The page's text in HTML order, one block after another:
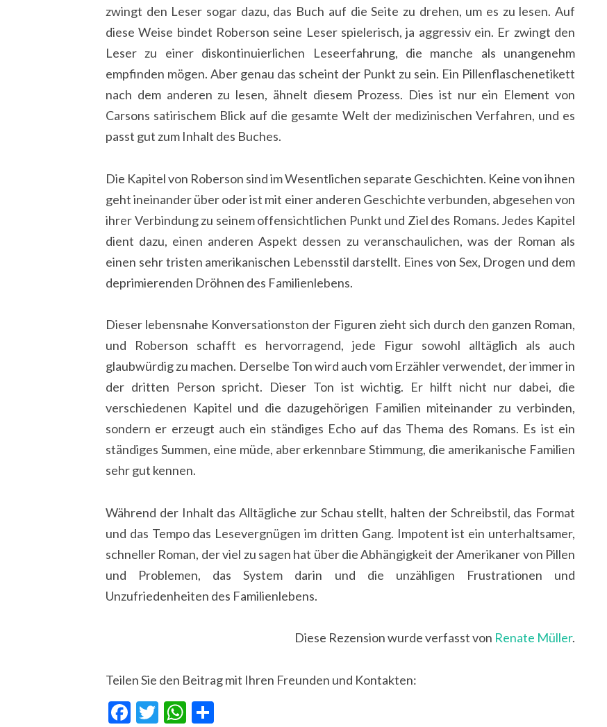
zwingt den Leser sogar dazu, das Buch auf die Seite zu drehen, um es zu lesen. Auf
diese Weise bindet Roberson seine Leser spielerisch, ja aggressiv ein. Er zwingt den
Leser zu einer diskontinuierlichen Leseerfahrung, die manche als unangenehm
empfinden mögen. Aber genau das scheint der Punkt zu sein. Ein Pillenflaschenetikett
nach dem anderen zu lesen, ähnelt diesem Prozess. Dies ist nur ein Element von
Carsons satirischem Blick auf die gesamte Welt der medizinischen Verfahren, und es
passt gut zum Inhalt des Buches.
Die Kapitel von Roberson sind im Wesentlichen separate Geschichten. Keine von ihnen
geht ineinander über oder ist mit einer anderen Geschichte verbunden, abgesehen von
ihrer Verbindung zu seinem offensichtlichen Punkt und Ziel des Romans. Jedes Kapitel
dient dazu, einen anderen Aspekt dessen zu veranschaulichen, was der Roman als
einen sehr tristen amerikanischen Lebensstil darstellt. Eines von Sex, Drogen und dem
deprimierenden Dröhnen des Familienlebens.
Dieser lebensnahe Konversationston der Figuren zieht sich durch den ganzen Roman,
und Roberson schafft es hervorragend, jede Figur sowohl alltäglich als auch
glaubwürdig zu machen. Derselbe Ton wird auch vom Erzähler verwendet, der immer in
der dritten Person spricht. Dieser Ton ist wichtig. Er hilft nicht nur dabei, die
verschiedenen Kapitel und die dazugehörigen Familien miteinander zu verbinden,
sondern er erzeugt auch ein ständiges Echo auf das Thema des Romans. Es ist ein
ständiges Summen, eine müde, aber erkennbare Stimmung, die amerikanische Familien
sehr gut kennen.
Während der Inhalt das Alltägliche zur Schau stellt, halten der Schreibstil, das Format
und das Tempo das Lesevergnügen im dritten Gang. Impotent ist ein unterhaltsamer,
schneller Roman, der viel zu sagen hat über die Abhängigkeit der Amerikaner von Pillen
und Problemen, das System darin und die unzähligen Frustrationen und
Unzufriedenheiten des Familienlebens.
Diese Rezension wurde verfasst von Renate Müller.
Teilen Sie den Beitrag mit Ihren Freunden und Kontakten:
Facebook
TwitterWhatsApp